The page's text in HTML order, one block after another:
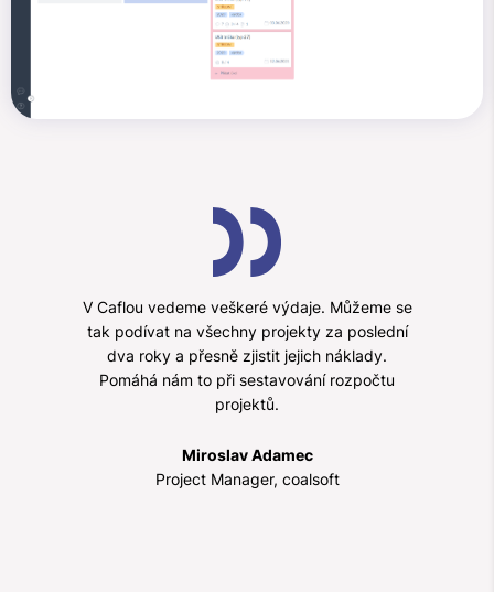
V Caflou vedeme veškeré výdaje. Můžeme se
tak podívat na všechny projekty za poslední
dva roky a přesně zjistit jejich náklady.
Pomáhá nám to při sestavování rozpočtu
projektů.
Miroslav Adamec
Project Manager, coalsoft